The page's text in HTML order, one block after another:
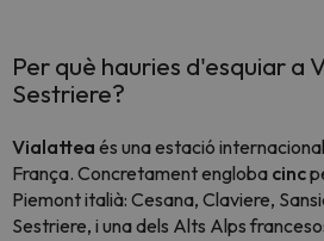
Per què hauries d'esquiar a
Sestriere?
Vialattea és una estació
França. Concretament engloba cinc
Piemont italià: Cesana, Claviere,
Sestriere, i una dels Alts Alps